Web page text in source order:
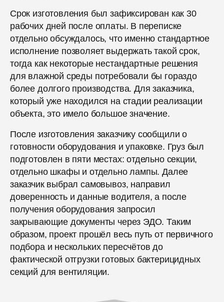
Срок изготовления был зафиксирован как 30
рабочих дней после оплаты. В переписке
отдельно обсуждалось, что именно стандартное
исполнение позволяет выдержать такой срок,
тогда как некоторые нестандартные решения
для влажной среды потребовали бы гораздо
более долгого производства. Для заказчика,
который уже находился на стадии реализации
объекта, это имело большое значение.
После изготовления заказчику сообщили о
готовности оборудования и упаковке. Груз был
подготовлен в пяти местах: отдельно секции,
отдельно шкафы и отдельно лампы. Далее
заказчик выбрал самовывоз, направил
доверенность и данные водителя, а после
получения оборудования запросил
закрывающие документы через ЭДО. Таким
образом, проект прошёл весь путь от первичного
подбора и нескольких пересчётов до
фактической отгрузки готовых бактерицидных
секций для вентиляции.